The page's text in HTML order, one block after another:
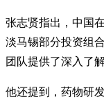
张志贤指出，中国
淡马锡部分投资组
团队提供了深入了
他还提到，药物研